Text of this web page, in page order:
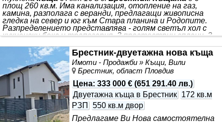
площ 260 кв.м. Има канализация, отопление на газ,
камина, разполага с веранди, предлагащи живописна
гледка на север и юг към Стара планина и Родопите.
Разпределението представлява - голям светъл хол с
кухненски бокс и трапезария, 3 простострни сплани, 3
площ 1000 кв.м., с ограда, разположен е от четирите
страни на общински път.Къщатае с напълно
оборудвани бани и тоалетни, завършена е спрямо
всички изисквания за високо качество, устойчивост и
функционалност
Брестник-двуетажна нова къща
Имоти - Продажби » Къщи, Вили
Брестник, област Пловдив
Цена: 333 000 € (651 291.40 лв.)
Двуетажна къща в Брестник 172 кв.м
РЗП
550 кв.м двор
Предлагаме Ви Нова самостоятелна